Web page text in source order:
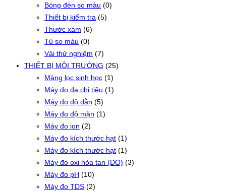
Bóng đèn so màu (0)
Thiết bị kiểm tra (5)
Thước xám (6)
Tủ so màu (0)
Vải thử nghiệm (7)
THIẾT BỊ MÔI TRƯỜNG (25)
Màng lọc sinh học (1)
Máy đo đa chỉ tiêu (1)
Máy đo độ dẫn (5)
Máy đo độ mặn (1)
Máy đo ion (2)
Máy đo kích thước hạt (1)
Máy đo kích thước hạt (1)
Máy đo oxi hòa tan (DO) (3)
Máy đo pH (10)
Máy đo TDS (2)